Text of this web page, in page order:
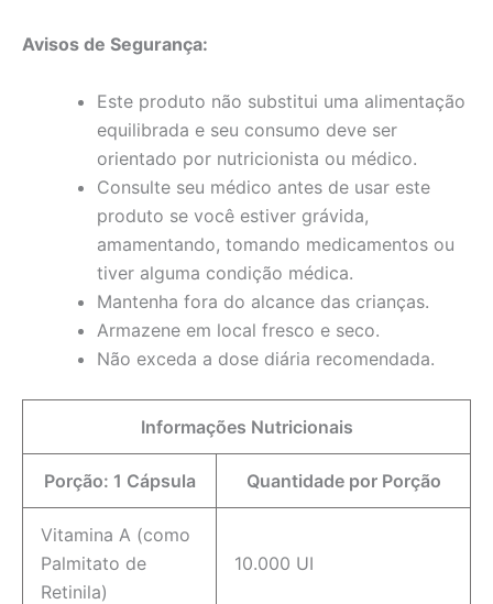
Avisos de Segurança:
Este produto não substitui uma alimentação
equilibrada e seu consumo deve ser
orientado por nutricionista ou médico.
Consulte seu médico antes de usar este
produto se você estiver grávida,
amamentando, tomando medicamentos ou
tiver alguma condição médica.
Mantenha fora do alcance das crianças.
Armazene em local fresco e seco.
Não exceda a dose diária recomendada.
Informações Nutricionais
Porção: 1 Cápsula Quantidade por Porção
Vitamina A (como
Palmitato de
Retinila)
10.000 UI